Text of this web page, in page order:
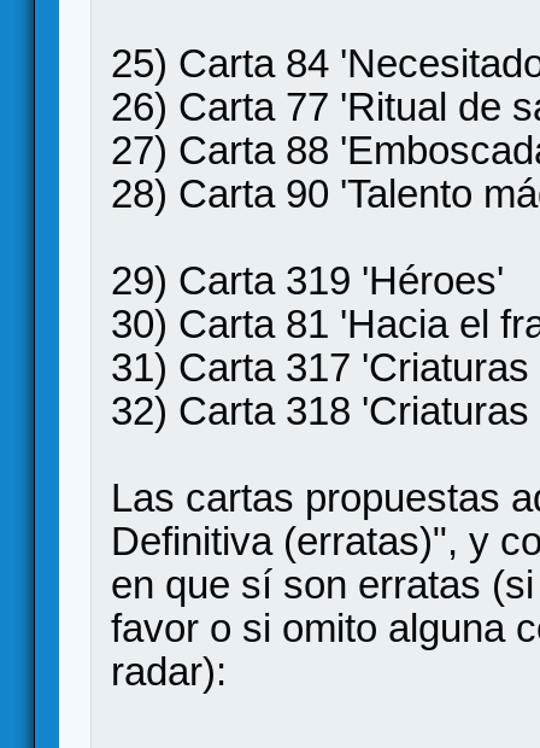
25) Carta 84
26) Carta 77 'Ritual de
27) Carta 88
28) Carta 90 'Talento
29) Carta 319 'Héroes'
30) Carta 81 'Hacia el
31) Carta 317
32) Carta 318
Las cartas propuestas
Definitiva (erratas)", y
en que sí son erratas
favor o si omito alguna
radar):